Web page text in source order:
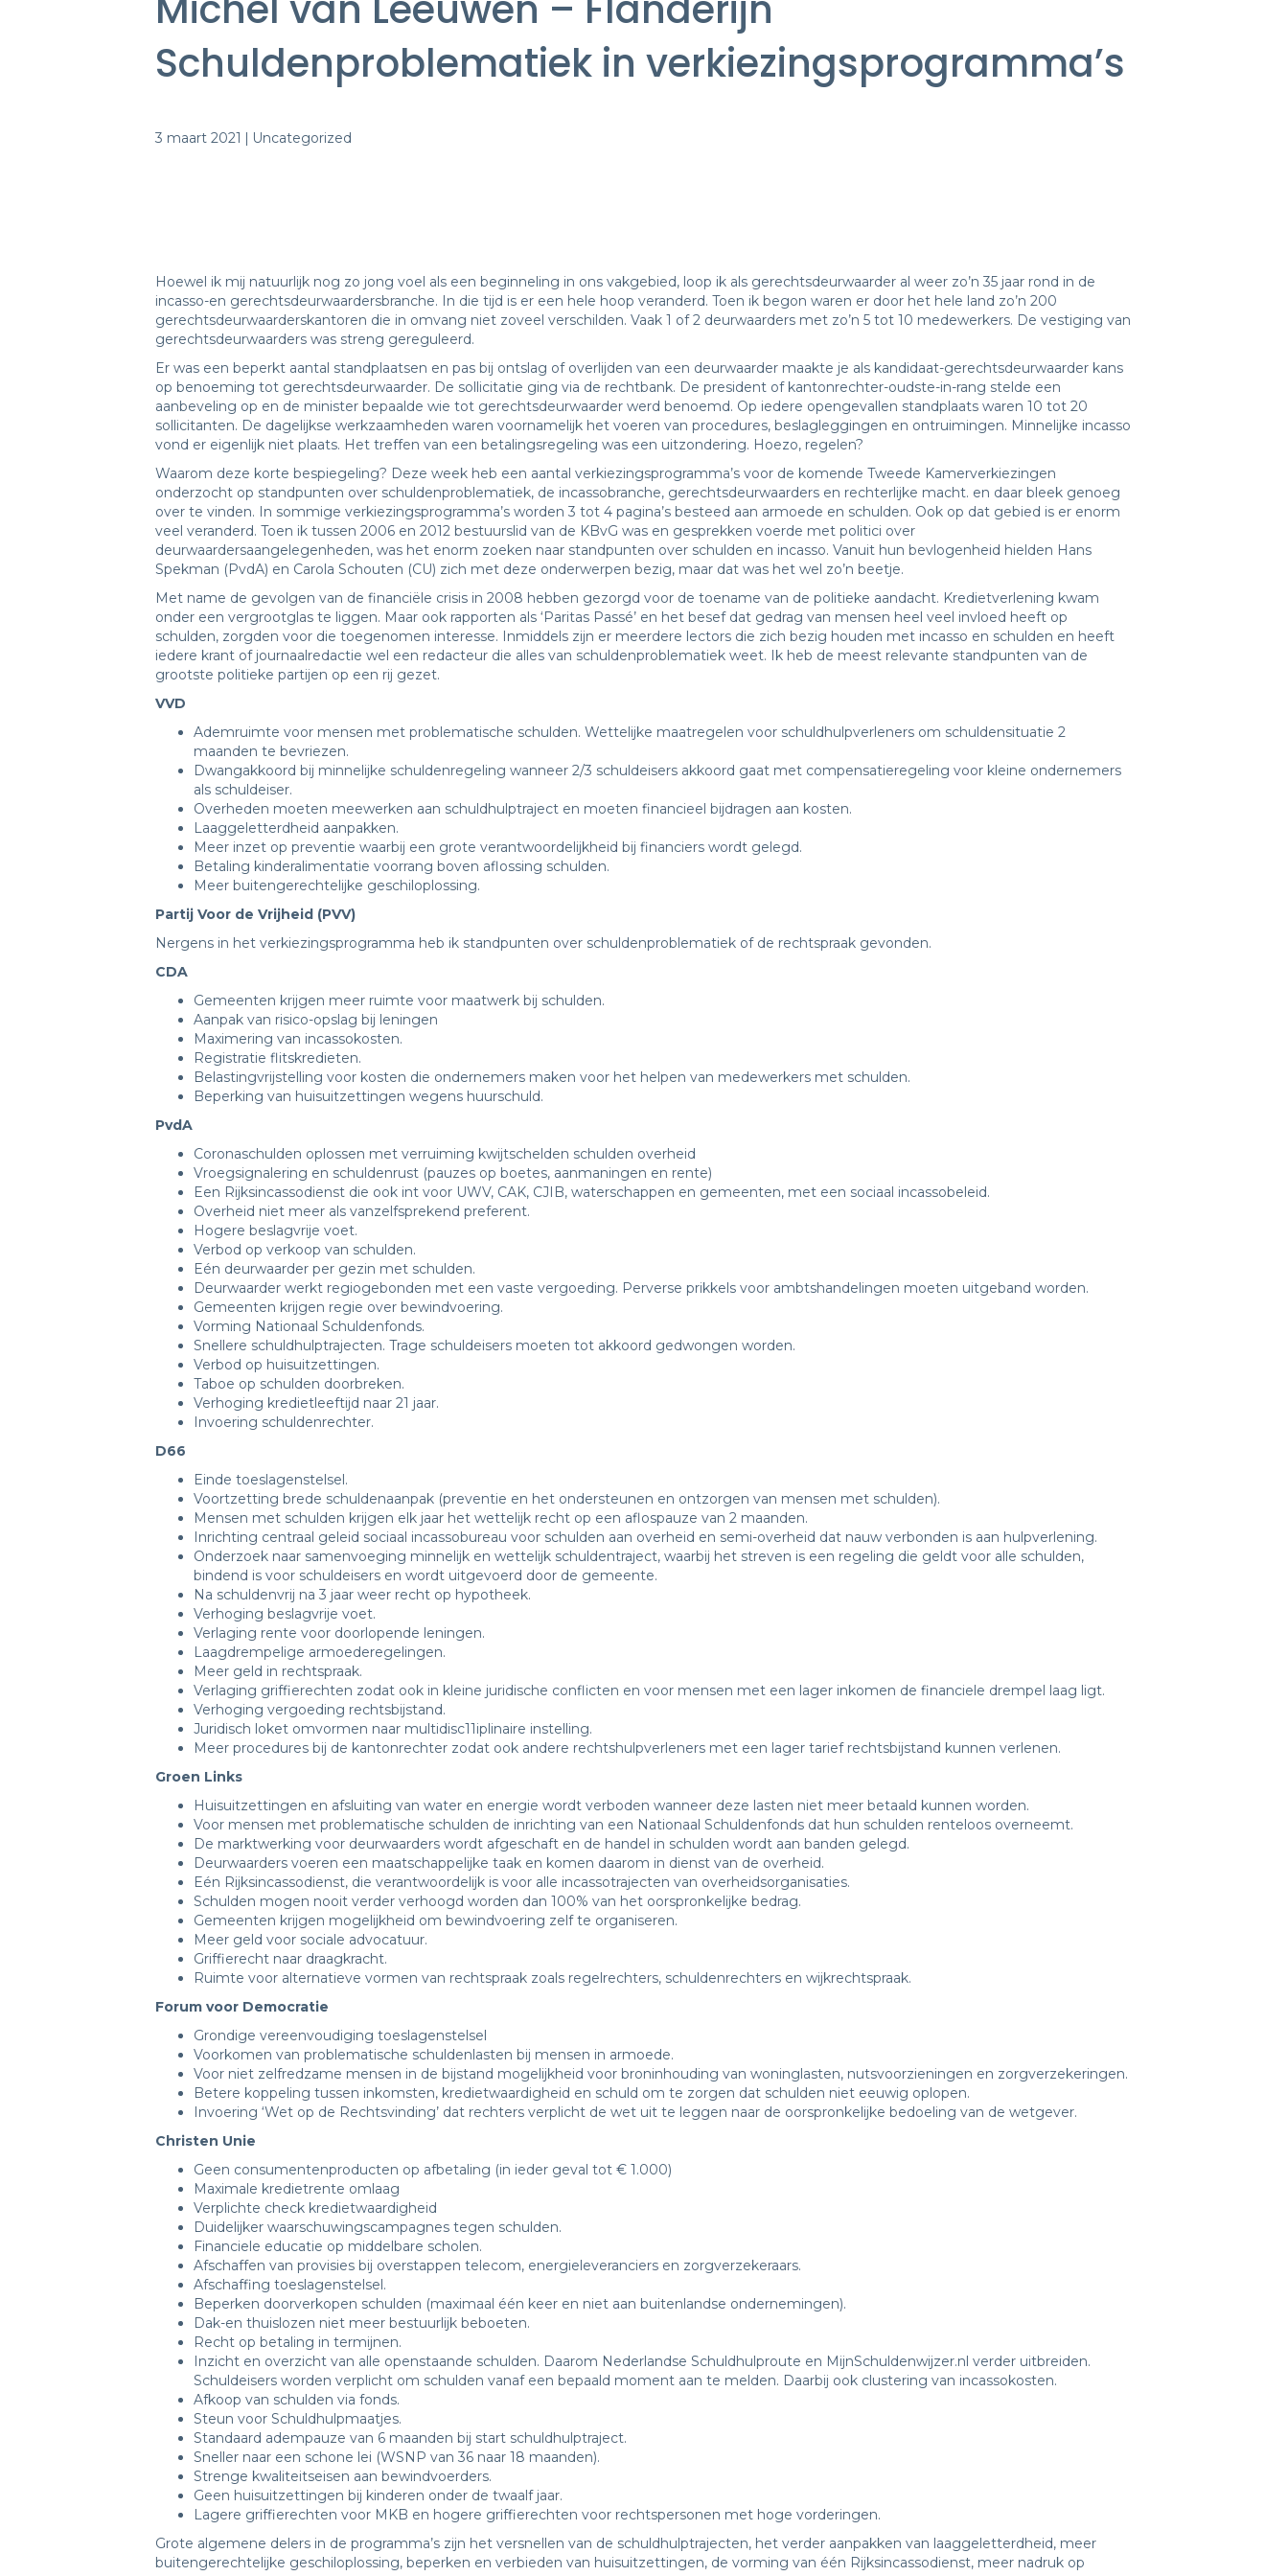
Schuldenproblematiek in verkiezingsprogramma’s
3 maart 2021 | Uncategorized
Hoewel ik mij natuurlijk nog zo jong voel als een beginneling in ons vakgebied, loop ik als gerechtsdeurwaarder al weer zo’n 35 jaar rond in de
incasso-en gerechtsdeurwaardersbranche. In die tijd is er een hele hoop veranderd. Toen ik begon waren er door het hele land zo’n 200
gerechtsdeurwaarderskantoren die in omvang niet zoveel verschilden. Vaak 1 of 2 deurwaarders met zo’n 5 tot 10 medewerkers. De vestiging van
gerechtsdeurwaarders was streng gereguleerd.
Er was een beperkt aantal standplaatsen en pas bij ontslag of overlijden van een deurwaarder maakte je als kandidaat-gerechtsdeurwaarder kans
op benoeming tot gerechtsdeurwaarder. De sollicitatie ging via de rechtbank. De president of kantonrechter-oudste-in-rang stelde een
aanbeveling op en de minister bepaalde wie tot gerechtsdeurwaarder werd benoemd. Op iedere opengevallen standplaats waren 10 tot 20
sollicitanten. De dagelijkse werkzaamheden waren voornamelijk het voeren van procedures, beslagleggingen en ontruimingen. Minnelijke incasso
vond er eigenlijk niet plaats. Het treffen van een betalingsregeling was een uitzondering. Hoezo, regelen?
Waarom deze korte bespiegeling? Deze week heb een aantal verkiezingsprogramma’s voor de komende Tweede Kamerverkiezingen
onderzocht op standpunten over schuldenproblematiek, de incassobranche, gerechtsdeurwaarders en rechterlijke macht. en daar bleek genoeg
over te vinden. In sommige verkiezingsprogramma’s worden 3 tot 4 pagina’s besteed aan armoede en schulden. Ook op dat gebied is er enorm
veel veranderd. Toen ik tussen 2006 en 2012 bestuurslid van de KBvG was en gesprekken voerde met politici over
deurwaardersaangelegenheden, was het enorm zoeken naar standpunten over schulden en incasso. Vanuit hun bevlogenheid hielden Hans
Spekman (PvdA) en Carola Schouten (CU) zich met deze onderwerpen bezig, maar dat was het wel zo’n beetje.
Met name de gevolgen van de financiële crisis in 2008 hebben gezorgd voor de toename van de politieke aandacht. Kredietverlening kwam
onder een vergrootglas te liggen. Maar ook rapporten als ‘Paritas Passé’ en het besef dat gedrag van mensen heel veel invloed heeft op
schulden, zorgden voor die toegenomen interesse. Inmiddels zijn er meerdere lectors die zich bezig houden met incasso en schulden en heeft
iedere krant of journaalredactie wel een redacteur die alles van schuldenproblematiek weet. Ik heb de meest relevante standpunten van de
grootste politieke partijen op een rij gezet.
VVD
Ademruimte voor mensen met problematische schulden. Wettelijke maatregelen voor schuldhulpverleners om schuldensituatie 2
maanden te bevriezen.
Dwangakkoord bij minnelijke schuldenregeling wanneer 2/3 schuldeisers akkoord gaat met compensatieregeling voor kleine ondernemers
als schuldeiser.
Overheden moeten meewerken aan schuldhulptraject en moeten financieel bijdragen aan kosten.
Laaggeletterdheid aanpakken.
Meer inzet op preventie waarbij een grote verantwoordelijkheid bij financiers wordt gelegd.
Betaling kinderalimentatie voorrang boven aflossing schulden.
Meer buitengerechtelijke geschiloplossing.
Partij Voor de Vrijheid (PVV)
Nergens in het verkiezingsprogramma heb ik standpunten over schuldenproblematiek of de rechtspraak gevonden.
CDA
Gemeenten krijgen meer ruimte voor maatwerk bij schulden.
Aanpak van risico-opslag bij leningen
Maximering van incassokosten.
Registratie flitskredieten.
Belastingvrijstelling voor kosten die ondernemers maken voor het helpen van medewerkers met schulden.
Beperking van huisuitzettingen wegens huurschuld.
PvdA
Coronaschulden oplossen met verruiming kwijtschelden schulden overheid
Vroegsignalering en schuldenrust (pauzes op boetes, aanmaningen en rente)
Een Rijksincassodienst die ook int voor UWV, CAK, CJIB, waterschappen en gemeenten, met een sociaal incassobeleid.
Overheid niet meer als vanzelfsprekend preferent.
Hogere beslagvrije voet.
Verbod op verkoop van schulden.
Eén deurwaarder per gezin met schulden.
Deurwaarder werkt regiogebonden met een vaste vergoeding. Perverse prikkels voor ambtshandelingen moeten uitgeband worden.
Gemeenten krijgen regie over bewindvoering.
Vorming Nationaal Schuldenfonds.
Snellere schuldhulptrajecten. Trage schuldeisers moeten tot akkoord gedwongen worden.
Verbod op huisuitzettingen.
Taboe op schulden doorbreken.
Verhoging kredietleeftijd naar 21 jaar.
Invoering schuldenrechter.
D66
Einde toeslagenstelsel.
Voortzetting brede schuldenaanpak (preventie en het ondersteunen en ontzorgen van mensen met schulden).
Mensen met schulden krijgen elk jaar het wettelijk recht op een aflospauze van 2 maanden.
Inrichting centraal geleid sociaal incassobureau voor schulden aan overheid en semi-overheid dat nauw verbonden is aan hulpverlening.
Onderzoek naar samenvoeging minnelijk en wettelijk schuldentraject, waarbij het streven is een regeling die geldt voor alle schulden,
bindend is voor schuldeisers en wordt uitgevoerd door de gemeente.
Na schuldenvrij na 3 jaar weer recht op hypotheek.
Verhoging beslagvrije voet.
Verlaging rente voor doorlopende leningen.
Laagdrempelige armoederegelingen.
Meer geld in rechtspraak.
Verlaging griffierechten zodat ook in kleine juridische conflicten en voor mensen met een lager inkomen de financiele drempel laag ligt.
Verhoging vergoeding rechtsbijstand.
Juridisch loket omvormen naar multidisc11iplinaire instelling.
Meer procedures bij de kantonrechter zodat ook andere rechtshulpverleners met een lager tarief rechtsbijstand kunnen verlenen.
Groen Links
Huisuitzettingen en afsluiting van water en energie wordt verboden wanneer deze lasten niet meer betaald kunnen worden.
Voor mensen met problematische schulden de inrichting van een Nationaal Schuldenfonds dat hun schulden renteloos overneemt.
De marktwerking voor deurwaarders wordt afgeschaft en de handel in schulden wordt aan banden gelegd.
Deurwaarders voeren een maatschappelijke taak en komen daarom in dienst van de overheid.
Eén Rijksincassodienst, die verantwoordelijk is voor alle incassotrajecten van overheidsorganisaties.
Schulden mogen nooit verder verhoogd worden dan 100% van het oorspronkelijke bedrag.
Gemeenten krijgen mogelijkheid om bewindvoering zelf te organiseren.
Meer geld voor sociale advocatuur.
Griffierecht naar draagkracht.
Ruimte voor alternatieve vormen van rechtspraak zoals regelrechters, schuldenrechters en wijkrechtspraak.
Forum voor Democratie
Grondige vereenvoudiging toeslagenstelsel
Voorkomen van problematische schuldenlasten bij mensen in armoede.
Voor niet zelfredzame mensen in de bijstand mogelijkheid voor broninhouding van woninglasten, nutsvoorzieningen en zorgverzekeringen.
Betere koppeling tussen inkomsten, kredietwaardigheid en schuld om te zorgen dat schulden niet eeuwig oplopen.
Invoering ‘Wet op de Rechtsvinding’ dat rechters verplicht de wet uit te leggen naar de oorspronkelijke bedoeling van de wetgever.
Christen Unie
Geen consumentenproducten op afbetaling (in ieder geval tot € 1.000)
Maximale kredietrente omlaag
Verplichte check kredietwaardigheid
Duidelijker waarschuwingscampagnes tegen schulden.
Financiele educatie op middelbare scholen.
Afschaffen van provisies bij overstappen telecom, energieleveranciers en zorgverzekeraars.
Afschaffing toeslagenstelsel.
Beperken doorverkopen schulden (maximaal één keer en niet aan buitenlandse ondernemingen).
Dak-en thuislozen niet meer bestuurlijk beboeten.
Recht op betaling in termijnen.
Inzicht en overzicht van alle openstaande schulden. Daarom Nederlandse Schuldhulproute en MijnSchuldenwijzer.nl verder uitbreiden.
Schuldeisers worden verplicht om schulden vanaf een bepaald moment aan te melden. Daarbij ook clustering van incassokosten.
Afkoop van schulden via fonds.
Steun voor Schuldhulpmaatjes.
Standaard adempauze van 6 maanden bij start schuldhulptraject.
Sneller naar een schone lei (WSNP van 36 naar 18 maanden).
Strenge kwaliteitseisen aan bewindvoerders.
Geen huisuitzettingen bij kinderen onder de twaalf jaar.
Lagere griffierechten voor MKB en hogere griffierechten voor rechtspersonen met hoge vorderingen.
Grote algemene delers in de programma’s zijn het versnellen van de schuldhulptrajecten, het verder aanpakken van laaggeletterdheid, meer
buitengerechtelijke geschiloplossing, beperken en verbieden van huisuitzettingen, de vorming van één Rijksincassodienst, meer nadruk op